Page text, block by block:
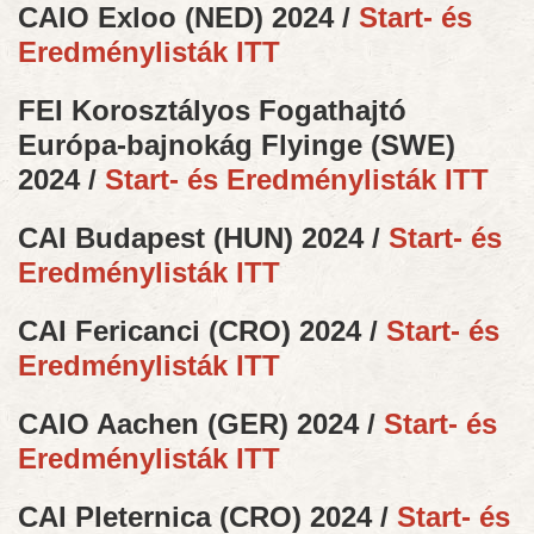
CAIO Exloo (NED) 2024 / Start- és
Eredménylisták ITT
FEI Korosztályos Fogathajtó
Európa-bajnokág Flyinge (SWE)
2024 / Start- és Eredménylisták ITT
CAI Budapest (HUN) 2024 / Start- és
Eredménylisták ITT
CAI Fericanci (CRO) 2024 / Start- és
Eredménylisták ITT
CAIO Aachen (GER) 2024 / Start- és
Eredménylisták ITT
CAI Pleternica (CRO) 2024 / Start- és